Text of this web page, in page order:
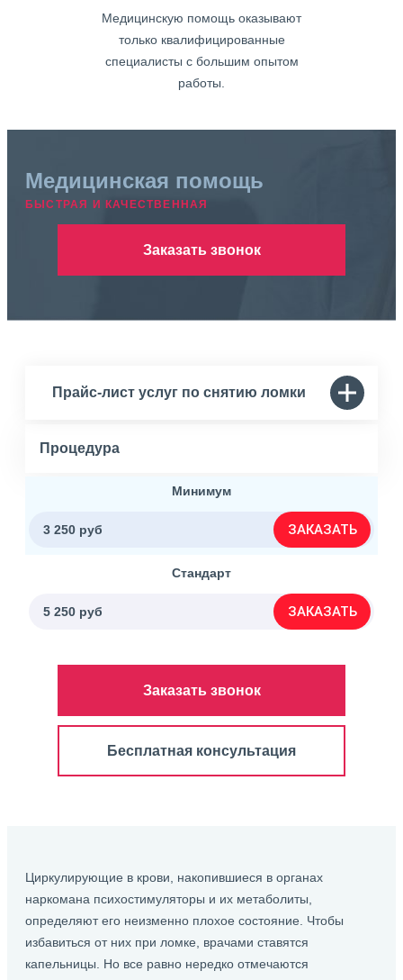
Медицинскую помощь оказывают
только квалифицированные
специалисты с большим опытом
работы.
Медицинская помощь
БЫСТРАЯ И КАЧЕСТВЕННАЯ
Заказать звонок
Прайс-лист услуг по снятию ломки
Процедура
Минимум
3 250 руб ЗАКАЗАТЬ
Стандарт
5 250 руб ЗАКАЗАТЬ
Заказать звонок
Бесплатная консультация
Циркулирующие в крови, накопившиеся в органах
наркомана психостимуляторы и их метаболиты,
определяют его неизменно плохое состояние. Чтобы
избавиться от них при ломке, врачами ставятся
капельницы. Но все равно нередко отмечаются